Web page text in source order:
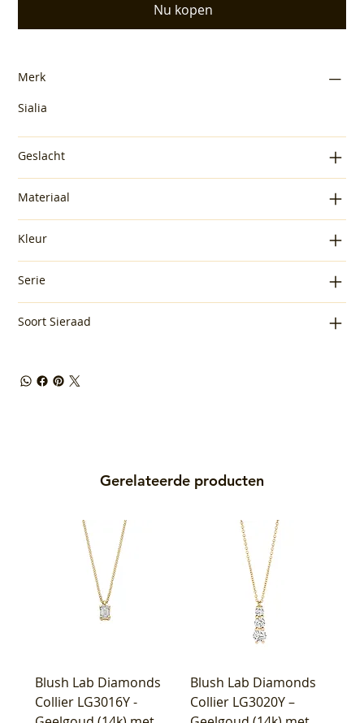
Nu kopen
Merk
Sialia
Geslacht
Materiaal
Kleur
Serie
Soort Sieraad
Gerelateerde producten
Blush Lab Diamonds
Collier LG3016Y -
Blush Lab Diamonds
Collier LG3020Y –